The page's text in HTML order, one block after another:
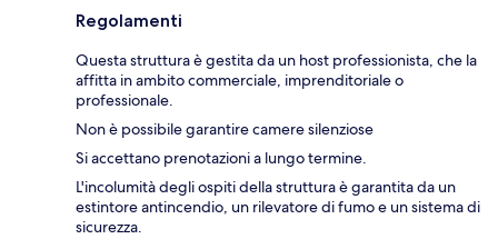
Regolamenti
Questa struttura è gestita da un host professionista, che la
affitta in ambito commerciale, imprenditoriale o
professionale.
Non è possibile garantire camere silenziose
Si accettano prenotazioni a lungo termine.
L'incolumità degli ospiti della struttura è garantita da un
estintore antincendio, un rilevatore di fumo e un sistema di
sicurezza.